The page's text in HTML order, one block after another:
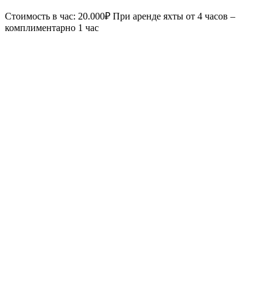
Стоимость в час: 20.000₽ При аренде яхты от 4 часов –
комплиментарно 1 час